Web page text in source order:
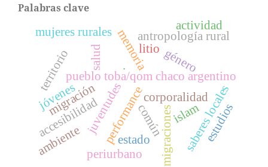
Palabras clave
pueblo toba/qom chaco argentino
memoria
corporalidad
performance migraciones
juventudes
territorio salud
accesibilidad
género
migración
antropología rural
periurbano
saberes locales
litio
mujeres rurales
común
actividad
ambiente
.
estado
islamestudios
jóvenes